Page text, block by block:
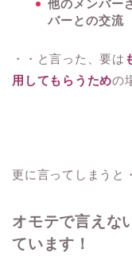
他のメンバー
バーとの交流
・・と言った、要は
用してもらうための
更に言ってしまうと
オモテで言えな
ています！